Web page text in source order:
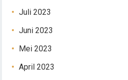
Juli 2023
Juni 2023
Mei 2023
April 2023